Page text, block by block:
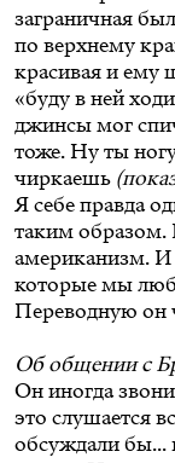
заграничная
по верхнему
красивая и ему
«буду в ней
джинсы мог
тоже. Ну ты
чиркаешь
Я себе правда
таким
американизм.
которые мы
Переводную он
Об общении с
Он иногда
это слушается
обсуждали бы...